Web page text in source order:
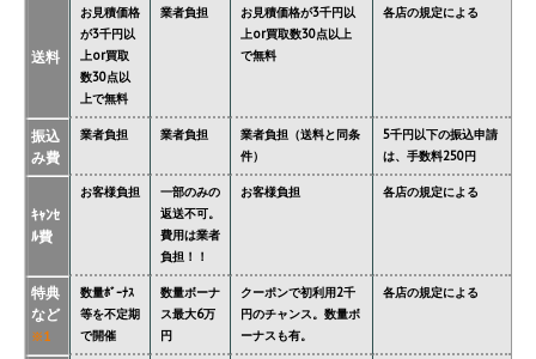
送料
お見積価格
が3千円以
上or買取
数30点以
上で無料
業者負担
お見積価格が3千円以
上or買取数30点以上
で無料
各店の規定による
振込
み費
業者負担 業者負担
業者負担（送料と同条
件）
5千円以下の振込申請
は、手数料250円
ｷｬﾝｾ
ﾙ費
お客様負担
一部のみの
返送不可。
費用は業者
負担！！
お客様負担 各店の規定による
特典
など
※1
数量ﾎﾞｰﾅｽ
等を不定期
で開催
数量ボーナ
ス最大6万
円
クーポンで初利用2千
円のチャンス。数量ボ
ーナスも有。
各店の規定による